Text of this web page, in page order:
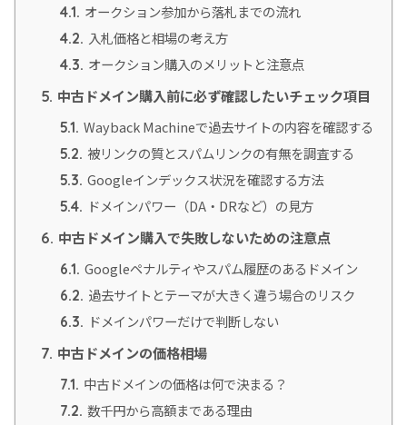
4.1. オークション参加から落札までの流れ
4.2. 入札価格と相場の考え方
4.3. オークション購入のメリットと注意点
5. 中古ドメイン購入前に必ず確認したいチェック項目
5.1. Wayback Machineで過去サイトの内容を確認する
5.2. 被リンクの質とスパムリンクの有無を調査する
5.3. Googleインデックス状況を確認する方法
5.4. ドメインパワー（DA・DRなど）の見方
6. 中古ドメイン購入で失敗しないための注意点
6.1. Googleペナルティやスパム履歴のあるドメイン
6.2. 過去サイトとテーマが大きく違う場合のリスク
6.3. ドメインパワーだけで判断しない
7. 中古ドメインの価格相場
7.1. 中古ドメインの価格は何で決まる？
7.2. 数千円から高額まである理由